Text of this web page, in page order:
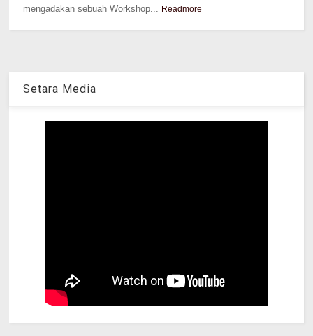
mengadakan sebuah Workshop... Readmore
Setara Media